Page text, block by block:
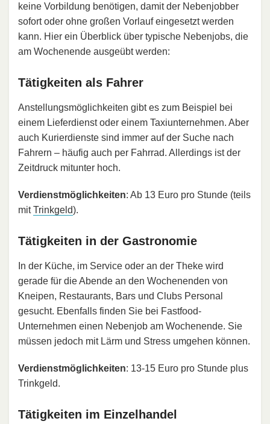
keine Vorbildung benötigen, damit der Nebenjobber
sofort oder ohne großen Vorlauf eingesetzt werden
kann. Hier ein Überblick über typische Nebenjobs, die
am Wochenende ausgeübt werden:
Tätigkeiten als Fahrer
Anstellungsmöglichkeiten gibt es zum Beispiel bei
einem Lieferdienst oder einem Taxiunternehmen. Aber
auch Kurierdienste sind immer auf der Suche nach
Fahrern – häufig auch per Fahrrad. Allerdings ist der
Zeitdruck mitunter hoch.
Verdienstmöglichkeiten: Ab 13 Euro pro Stunde (teils
mitTrinkgeld).
Tätigkeiten in der Gastronomie
In der Küche, im Service oder an der Theke wird
gerade für die Abende an den Wochenenden von
Kneipen, Restaurants, Bars und Clubs Personal
gesucht. Ebenfalls finden Sie bei Fastfood-
Unternehmen einen Nebenjob am Wochenende. Sie
müssen jedoch mit Lärm und Stress umgehen können.
Verdienstmöglichkeiten: 13-15 Euro pro Stunde plus
Trinkgeld.
Tätigkeiten im Einzelhandel